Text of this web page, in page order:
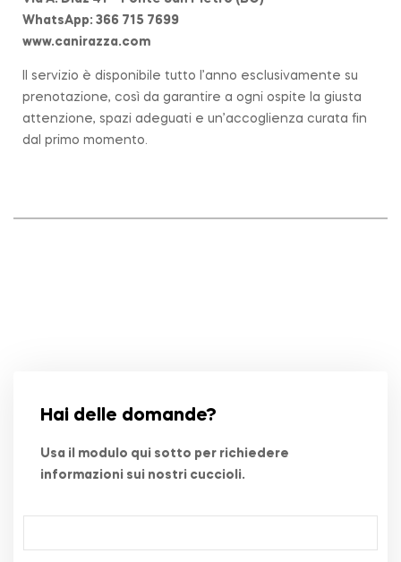
WhatsApp: 366 715 7699
www.canirazza.com
Il servizio è disponibile tutto l’anno esclusivamente su
prenotazione, così da garantire a ogni ospite la giusta
attenzione, spazi adeguati e un’accoglienza curata fin
dal primo momento.
Hai delle domande?
Usa il modulo qui sotto per richiedere
informazioni sui nostri cuccioli.